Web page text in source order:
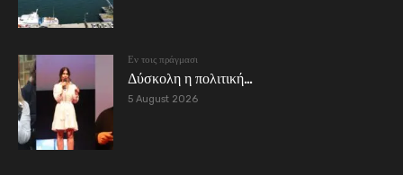
Εν τοις πράγμασι
Δύσκολη η πολιτική…
5 August 2026